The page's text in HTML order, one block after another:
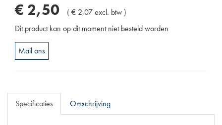
€ 2,50 ( € 2,07excl. btw )
Dit product kan op dit moment niet besteld worden
Mail ons
Specificaties Omschrijving